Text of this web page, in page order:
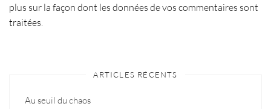
plus sur la façon dont les données de vos commentaires sont
traitées
ARTICLES RÉCENTS
Au seuil du chaos